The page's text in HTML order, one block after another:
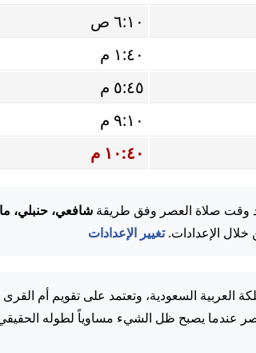
٦:١٠ ص
١:٤٠ م
٥:٤٥ م
٩:١٠ م
١٠:٤٠ م
وقت صلاة العصر وفق طريقةشافعي، حنبلي،
خلال الإعدادات.تغيير الإعدادات
العربية السعودية، وتعتمد على تقويم أم
عندما يصبح ظل الشيء مساوياً لطوله